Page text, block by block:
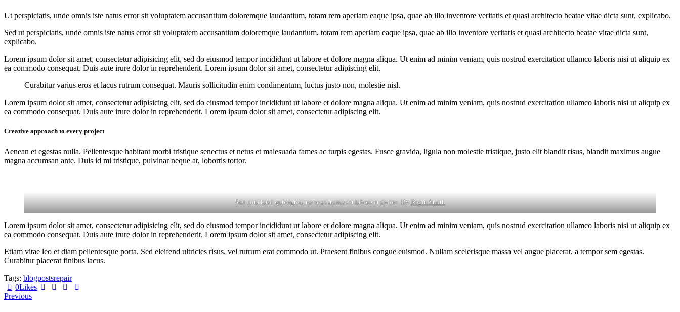
Ut perspiciatis, unde omnis iste natus error sit voluptatem accusantium doloremque laudantium, totam rem aperiam eaque ipsa, quae ab illo inventore veritatis et quasi architecto beatae vitae dicta sunt, explicabo.
Sed ut perspiciatis, unde omnis iste natus error sit voluptatem accusantium doloremque laudantium, totam rem aperiam eaque ipsa, quae ab illo inventore veritatis et quasi architecto beatae vitae dicta sunt,
explicabo.
Lorem ipsum dolor sit amet, consectetur adipisicing elit, sed do eiusmod tempor incididunt ut labore et dolore magna aliqua. Ut enim ad minim veniam, quis nostrud exercitation ullamco laboris nisi ut aliquip ex
ea commodo consequat. Duis aute irure dolor in reprehenderit. Lorem ipsum dolor sit amet, consectetur adipiscing elit.
Curabitur varius eros et lacus rutrum consequat. Mauris sollicitudin enim condimentum, luctus justo non, molestie nisl.
Lorem ipsum dolor sit amet, consectetur adipisicing elit, sed do eiusmod tempor incididunt ut labore et dolore magna aliqua. Ut enim ad minim veniam, quis nostrud exercitation ullamco laboris nisi ut aliquip ex
ea commodo consequat. Duis aute irure dolor in reprehenderit. Lorem ipsum dolor sit amet, consectetur adipiscing elit.
Creative approach to every project
Aenean et egestas nulla. Pellentesque habitant morbi tristique senectus et netus et malesuada fames ac turpis egestas. Fusce gravida, ligula non molestie tristique, justo elit blandit risus, blandit maximus augue
magna accumsan ante. Duis id mi tristique, pulvinar neque at, lobortis tortor.
Stet clita kasd gubergren, no sea sanctus est labore et dolore. ByKevin Smith
Lorem ipsum dolor sit amet, consectetur adipisicing elit, sed do eiusmod tempor incididunt ut labore et dolore magna aliqua. Ut enim ad minim veniam, quis nostrud exercitation ullamco laboris nisi ut aliquip ex
ea commodo consequat. Duis aute irure dolor in reprehenderit. Lorem ipsum dolor sit amet, consectetur adipiscing elit.
Etiam vitae leo et diam pellentesque porta. Sed eleifend ultricies risus, vel rutrum erat commodo ut. Praesent finibus congue euismod. Nullam scelerisque massa vel augue placerat, a tempor sem egestas.
Curabitur placerat finibus lacus.
Tags: blogpostsrepair
0Likes
Beitragsnavigation
Previous